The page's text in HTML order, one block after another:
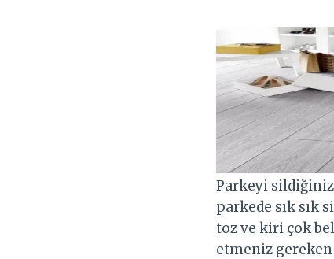
Parkeyi
parkede sık sık
toz ve kiri çok
etmeniz